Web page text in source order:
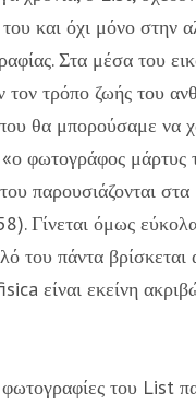
και όχι μόνο στην
Στα μέσα του
τρόπο ζωής του
θα μπορούσαμε να
φωτογράφος
παρουσιάζονται
Γίνεται όμως
του πάντα
είναι εκείνη
φωτογραφίες του List